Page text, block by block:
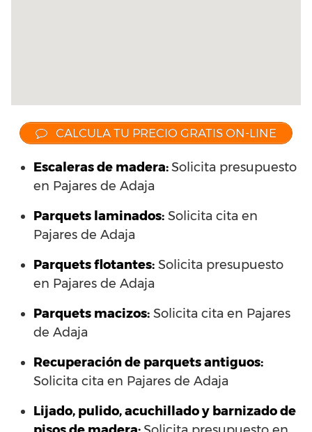
CALCULA TU PRECIO GRATIS ON-LINE
Escaleras de madera:Solicita presupuesto
en Pajares de Adaja
Parquets laminados: Solicita cita en
Pajares de Adaja
Parquets flotantes: Solicita presupuesto
en Pajares de Adaja
Parquets macizos: Solicita cita en Pajares
de Adaja
Recuperación de parquets antiguos:
Solicita cita en Pajares de Adaja
Lijado, pulido, acuchillado y barnizado de